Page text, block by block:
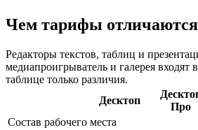
Чем тарифы отличаются
Редакторы текстов, таблиц и
медиапроигрыватель и галерея
таблице только различия.
Десктоп
Про
Состав рабочего места